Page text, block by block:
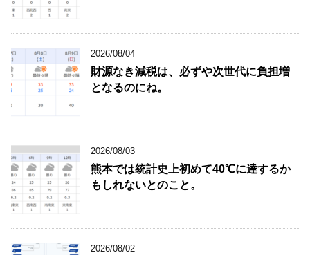
2026/08/04
財源なき減税は、必ずや次世代に負担増
となるのにね。
2026/08/03
熊本では統計史上初めて40℃に達するか
もしれないとのこと。
2026/08/02